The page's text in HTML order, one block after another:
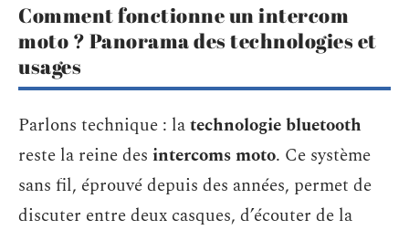
Comment fonctionne un intercom
moto ? Panorama des technologies et
usages
Parlons technique : latechnologie bluetooth
reste la reine des intercoms moto. Ce système
sans fil, éprouvé depuis des années, permet de
discuter entre deux casques, d’écouter de la